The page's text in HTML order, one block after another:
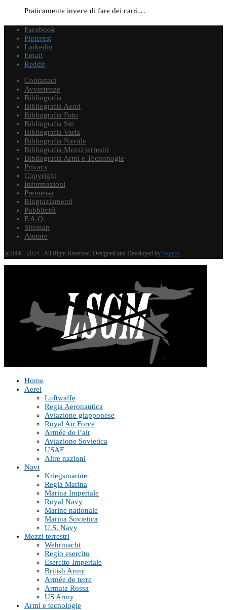
Praticamente invece di fare dei carri…
Facebook
Pinterest
Linkedin
Email
Reddit
Contattaci
Avvertenze
Bibliografia
Bibliografia Aerei
Bibliografia Foto
Bibliografia Siti
Bibliografia Varia
Bibliografia Navale
Bibliografia Mezzi terrestri
Bibliografia Armi e Tecnonogie
Privacy
Copyright
Informazioni
Premessa
Ringraziamenti
Pubblicità
F.A.Q.
Sitemap
Aiutare
@2006 - 2024 - All Right Reserved. Designed and Developed by Supero
Home
Aerei
Luftwaffe
Regia Aeronautica
Aviazione giapponese
Royal Air Force
Armée de l’air
Aviazione Sovietica
USAF
Altre nazioni
Navi
Kriegsmarine
Regia Marina
Marina Imperiale
Royal Navy
Marine nationale
Marina Sovietica
U.S. Navy
Mezzi terrestri
Wehrmacht
Regio esercito
Esercito Imperiale
British Army
Armée de terre
Armata Rossa
US Army
Armi e tecnologie